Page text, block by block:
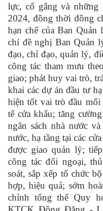
lực, cố gắng và những
2024, đồng thời đồng
hạn chế của Ban
chí đề nghị Ban Quản
đạo, chỉ đạo, quản lý,
công tác tham mưu
giao; phát huy vai trò,
khai các dự án đầu tư
hiện tốt vai trò đầu
tế cửa khẩu; tăng
ngân sách nhà nước
nước, hạ tầng tại các
được giao quản lý;
công tác đối ngoại,
soát, sắp xếp tổ chức
hợp, hiệu quả; sớm
chỉnh tổng thể Quy